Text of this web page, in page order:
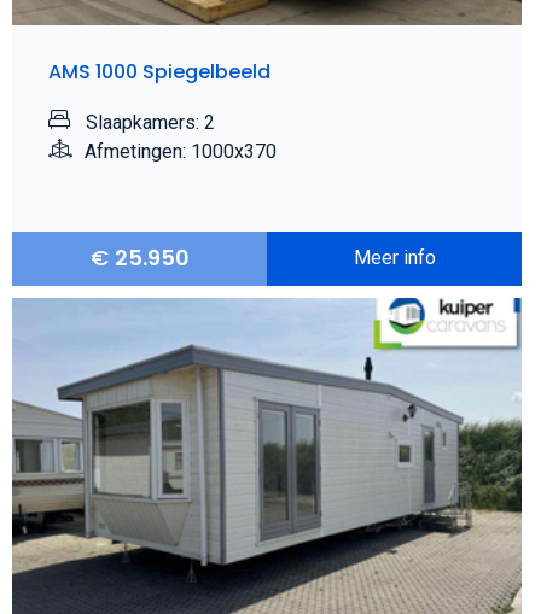
AMS 1000 Spiegelbeeld
Slaapkamers: 2
Afmetingen: 1000x370
€ 25.950 Meer info